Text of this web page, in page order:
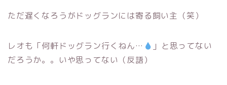
ただ遅くなろうがドッグランには寄る飼い主（笑）
レオも「何軒ドッグラン行くねん…
」と思ってない
だろうか。。いや思ってない（反語）